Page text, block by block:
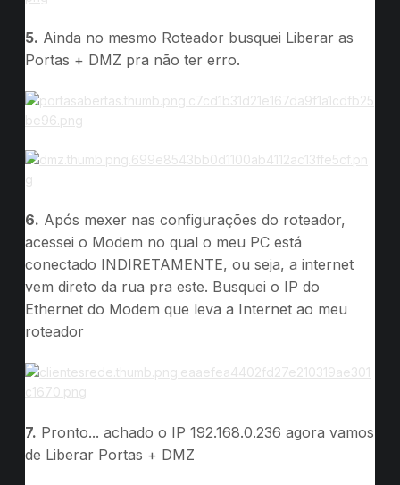
5. Ainda no mesmo Roteador busquei Liberar as
Portas + DMZ pra não ter erro.
6. Após mexer nas configurações do roteador,
acessei o Modem no qual o meu PC está
conectado INDIRETAMENTE, ou seja, a internet
vem direto da rua pra este. Busquei o IP do
Ethernet do Modem que leva a Internet ao meu
roteador
7. Pronto... achado o IP 192.168.0.236 agora vamos
de Liberar Portas + DMZ